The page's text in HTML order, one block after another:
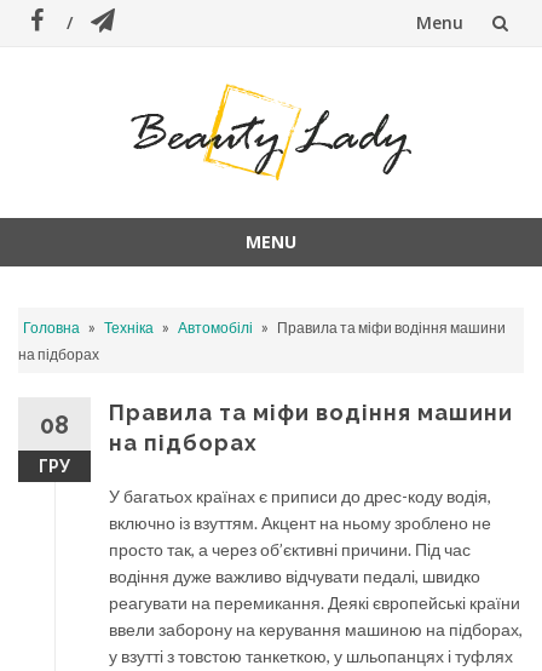
Menu
MENU
content
Головна » Техніка » Автомобілі » Правила та міфи водіння машини
на підборах
08
ГРУ
Правила та міфи водіння машини
на підборах
У багатьох країнах є приписи до дрес-коду водія,
включно із взуттям. Акцент на ньому зроблено не
просто так, а через об’єктивні причини. Під час
водіння дуже важливо відчувати педалі, швидко
реагувати на перемикання. Деякі європейські країни
ввели заборону на керування машиною на підборах,
у взутті з товстою танкеткою, у шльопанцях і туфлях